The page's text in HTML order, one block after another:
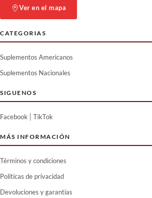
compromiso con la pureza y la
Ver en el mapa
CATEGORIAS
Suplementos Americanos
Suplementos Nacionales
SIGUENOS
Facebook TikTok
MÁS INFORMACIÓN
Términos y condiciones
Políticas de privacidad
Devoluciones y garantías